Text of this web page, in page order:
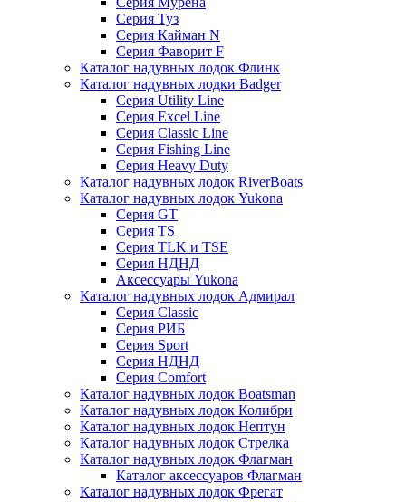
Серия Туз
Серия Кайман N
Серия Фаворит F
Каталог надувных лодок Флинк
Каталог надувных лодки Badger
Серия Utility Line
Серия Excel Line
Серия Classic Line
Серия Fishing Line
Серия Heavy Duty
Каталог надувных лодок RiverBoats
Каталог надувных лодок Yukona
Серия GT
Серия TS
Серия TLK и TSE
Серия НДНД
Аксессуары Yukona
Каталог надувных лодок Адмирал
Серия Classic
Серия РИБ
Серия Sport
Серия НДНД
Серия Comfort
Каталог надувных лодок Boatsman
Каталог надувных лодок Колибри
Каталог надувных лодок Нептун
Каталог надувных лодок Стрелка
Каталог надувных лодок Флагман
Каталог аксессуаров Флагман
Каталог надувных лодок Фрегат